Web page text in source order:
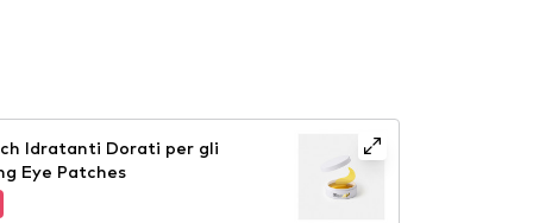
Idratanti Dorati per gli
Eye Patches